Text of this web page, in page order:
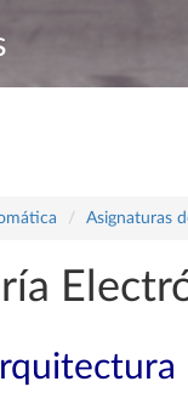
Asignaturas